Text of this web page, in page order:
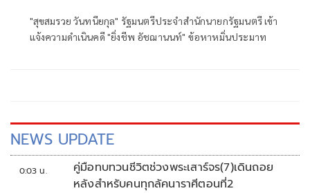
"สุขสมรวย วันทนียกุล" รัฐมนตรีประจำสำนักนายกรัฐมนตรี เข้า
แจ้งความดำเนินคดี "ยิ่งชีพ อัชฌานนท์" ข้อหาหมิ่นประมาท
NEWS UPDATE
0:03 น.
คู่มือทบทวนชีวิตช่วงพระเสาร์จร(7)เดินถอย
หลังสำหรับคนทุกลัคนาราศีตอนที่2